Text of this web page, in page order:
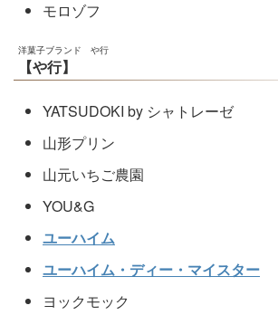
モロゾフ
洋菓子ブランド や行
【や行】
YATSUDOKI by シャトレーゼ
山形プリン
山元いちご農園
YOU&G
ユーハイム
ユーハイム・ディー・マイスター
ヨックモック